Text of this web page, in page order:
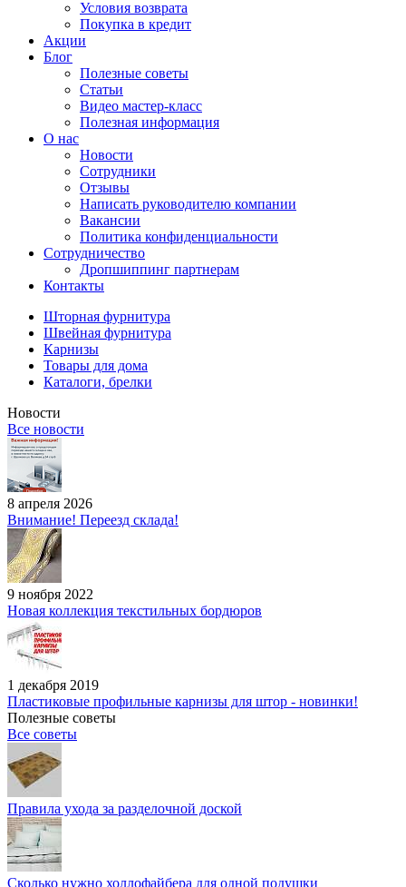
Условия возврата
Покупка в кредит
Акции
Блог
Полезные советы
Статьи
Видео мастер-класс
Полезная информация
О нас
Новости
Сотрудники
Отзывы
Написать руководителю компании
Вакансии
Политика конфиденциальности
Сотрудничество
Дропшиппинг партнерам
Контакты
Шторная фурнитура
Швейная фурнитура
Карнизы
Товары для дома
Каталоги, брелки
Новости
Все новости
8 апреля 2026
Внимание! Переезд склада!
9 ноября 2022
Новая коллекция текстильных бордюров
1 декабря 2019
Пластиковые профильные карнизы для штор - новинки!
Полезные советы
Все советы
Правила ухода за разделочной доской
Сколько нужно холлофайбера для одной подушки